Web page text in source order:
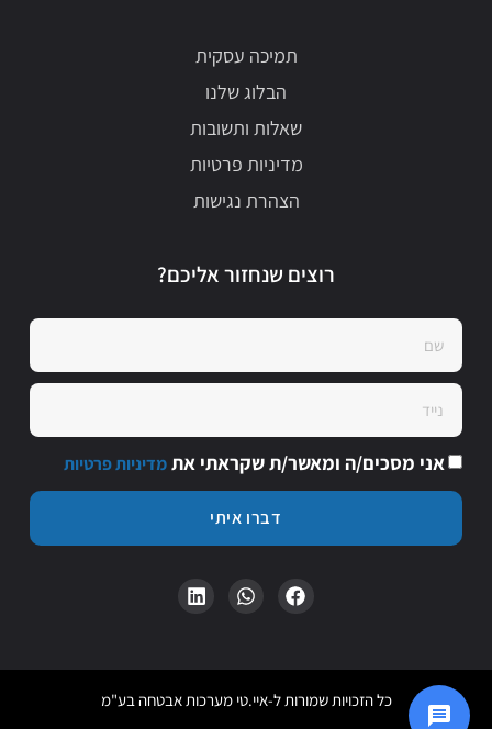
תמיכה עסקית
הבלוג שלנו
שאלות ותשובות
מדיניות פרטיות
הצהרת נגישות
רוצים שנחזור אליכם?
אני מסכים/ה ומאשר/ת שקראתי אתמדיניות פרטיות
דברו איתי
כל הזכויות שמורות ל-איי.טי מערכות אבטחה בע"מ